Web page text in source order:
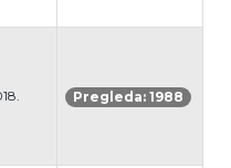
Pregleda: 1988